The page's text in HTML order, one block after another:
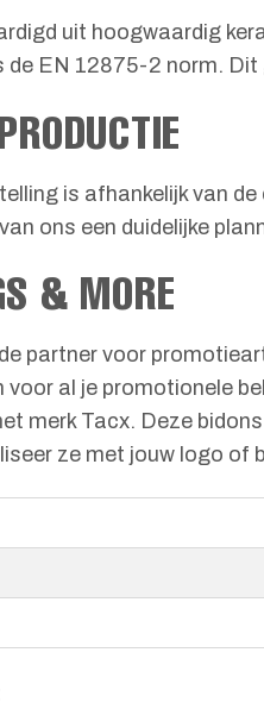
uit hoogwaardig
EN 12875-2 norm. Dit
is afhankelijk van
ons een duidelijke
& MORE
partner voor
al je promotionele
merk Tacx. Deze
ze met jouw logo of